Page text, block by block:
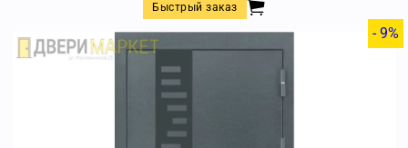
Быстрый заказ
- 9%